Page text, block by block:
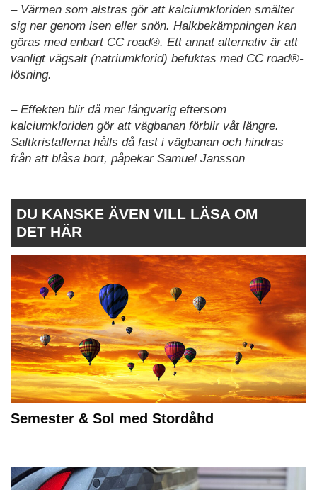
– Värmen som alstras gör att kalciumkloriden smälter
sig ner genom isen eller snön. Halkbekämpningen kan
göras med enbart CC road®. Ett annat alternativ är att
vanligt vägsalt (natriumklorid) befuktas med CC road®-
lösning.
– Effekten blir då mer långvarig eftersom
kalciumkloriden gör att vägbanan förblir våt längre.
Saltkristallerna hålls då fast i vägbanan och hindras
från att blåsa bort, påpekar Samuel Jansson
DU KANSKE ÄVEN VILL LÄSA OM
DET HÄR
Semester & Sol med Stordåhd